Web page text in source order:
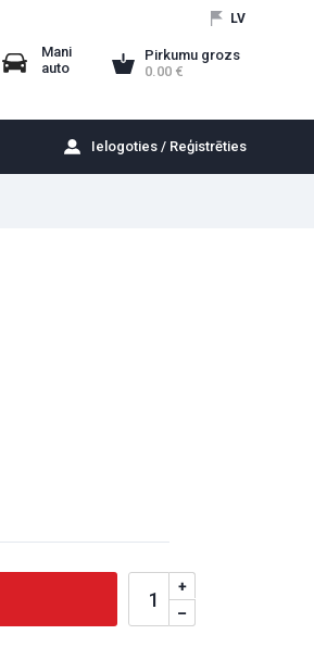
LV
Mani
auto
Pirkumu grozs
0.00
Ielogoties / Reģistrēties